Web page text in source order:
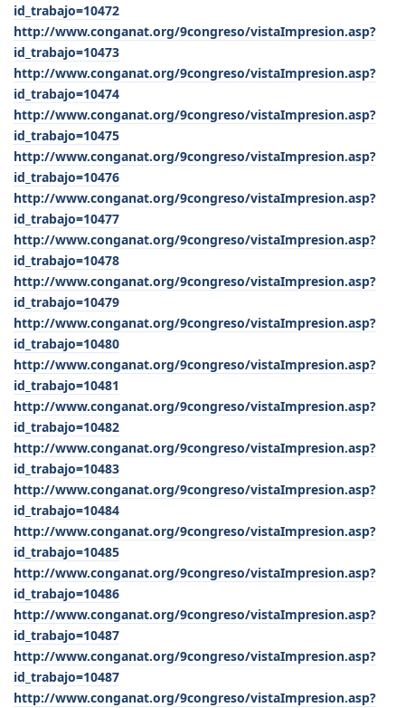
id_trabajo=10472
http://www.conganat.org/9congreso/vistaImpresion.asp?
id_trabajo=10473
http://www.conganat.org/9congreso/vistaImpresion.asp?
id_trabajo=10474
http://www.conganat.org/9congreso/vistaImpresion.asp?
id_trabajo=10475
http://www.conganat.org/9congreso/vistaImpresion.asp?
id_trabajo=10476
http://www.conganat.org/9congreso/vistaImpresion.asp?
id_trabajo=10477
http://www.conganat.org/9congreso/vistaImpresion.asp?
id_trabajo=10478
http://www.conganat.org/9congreso/vistaImpresion.asp?
id_trabajo=10479
http://www.conganat.org/9congreso/vistaImpresion.asp?
id_trabajo=10480
http://www.conganat.org/9congreso/vistaImpresion.asp?
id_trabajo=10481
http://www.conganat.org/9congreso/vistaImpresion.asp?
id_trabajo=10482
http://www.conganat.org/9congreso/vistaImpresion.asp?
id_trabajo=10483
http://www.conganat.org/9congreso/vistaImpresion.asp?
id_trabajo=10484
http://www.conganat.org/9congreso/vistaImpresion.asp?
id_trabajo=10485
http://www.conganat.org/9congreso/vistaImpresion.asp?
id_trabajo=10486
http://www.conganat.org/9congreso/vistaImpresion.asp?
id_trabajo=10487
http://www.conganat.org/9congreso/vistaImpresion.asp?
id_trabajo=10487
http://www.conganat.org/9congreso/vistaImpresion.asp?